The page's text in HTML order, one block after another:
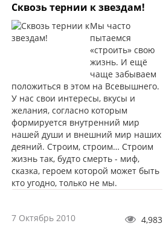
Сквозь тернии к звездам!
Мы часто
пытаемся
«строить» свою
жизнь. И ещё
чаще забываем
положиться в этом на Всевышнего.
У нас свои интересы, вкусы и
желания, согласно которым
формируется внутренний мир
нашей души и внешний мир наших
деяний. Строим, строим… Строим
жизнь так, будто смерть - миф,
сказка, героем которой может быть
кто угодно, только не мы.
7 Октябрь 2010 4,983